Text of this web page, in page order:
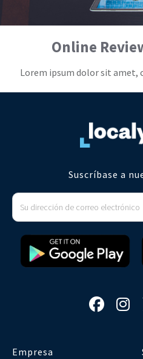
Online
Lorem ipsum dolor sit amet,
Suscríbase a
 
Empresa